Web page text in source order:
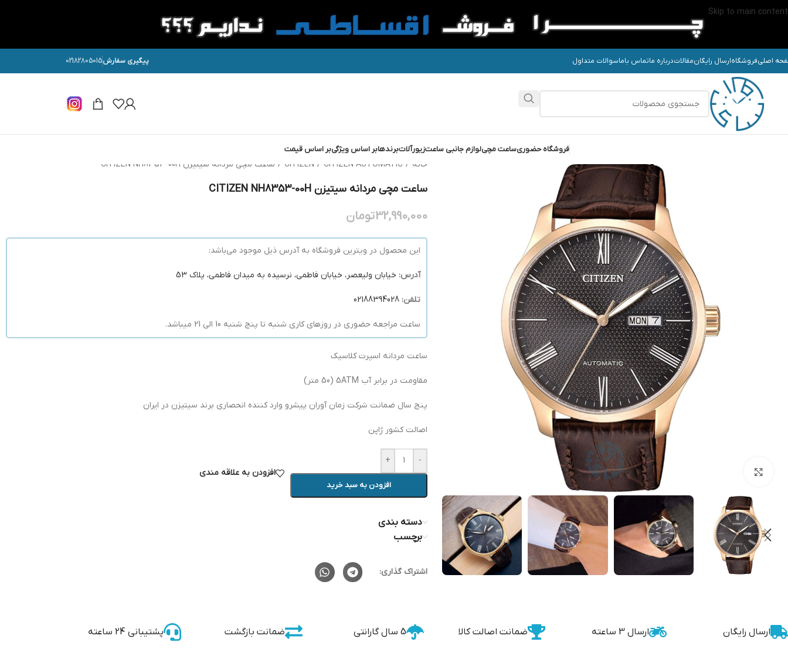
Skip to main content
اصلیفروشگاهارسال رایگانمقالاتدرباره ماتماس باماسوالات متداول پیگیری سفارش02182805015
فروشگاه حضوریساعت مچیلوازم جانبی ساعتزیورآلاتبرندهابر اساس ویژگیبر اساس قیمت
خانه /
CITIZEN / CITIZEN AUTOMATIC
/ ساعت مچی مردانه سیتیزن CITIZEN NH8353-00H
ساعت مچی مردانه سیتیزن CITIZEN NH8353-00H
32,990,000تومان
این محصول در ویترین فروشگاه به آدرس ذیل موجود می‌باشد:
آدرس: خیابان ولیعصر، خیابان فاطمی، نرسیده به میدان فاطمی، پلاک 53
تلفن: 02188394028
ساعت مراجعه حضوری در روزهای کاری شنبه تا پنج شنبه 10 الی 21 میباشد.
ساعت مردانه اسپرت کلاسیک
مقاومت در برابر آب 5ATM (50 متر)
پنج سال ضمانت شرکت زمان آوران پیشرو وارد کننده انحصاری برند سیتیزن در ایران
اصالت کشور ژاپن
-
+
افزودن به سبد خرید
افزودن به علاقه مندی
دسته بندی
برچسب
اشتراک گذاری:
ارسال رایگان ارسال 3 ساعته ضمانت اصالت کالا 5 سال گارانتی ضمانت بازگشت پشتیبانی 24 ساعته